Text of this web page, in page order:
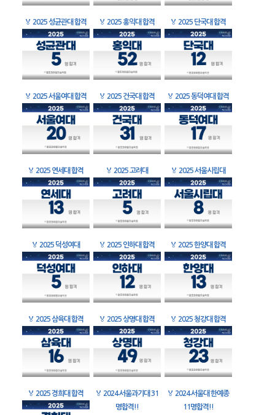
🏅 2025 성균관대 합격 🏅 2025 홍익대 합격 🏅 2025 단국대 합격
🏅 2025 서울여대 합격 🏅 2025 건국대 합격 🏅 2025 동덕여대 합격
🏅 2025 연세대 합격 🏅 2025 고려대 🏅 2025 서울시립대
🏅 2025 덕성여대 🏅 2025 인하대 합격 🏅 2025 한양대 합격
🏅 2025 삼육대 합격 🏅 2025 상명대 합격 🏅 2025 청강대 합격
🏅 2025 경희대 합격 🏅 2024 서울과기대 31
명합격!!
🏅 2024 서울대 한예종
11명합격!!